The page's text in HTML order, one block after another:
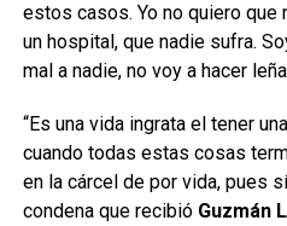
estos casos. Yo no quiero que
un hospital, que nadie sufra.
mal a nadie, no voy a hacer
“Es una vida ingrata el tener
cuando todas estas cosas
en la cárcel de por vida, pues
condena que recibió Guzmán